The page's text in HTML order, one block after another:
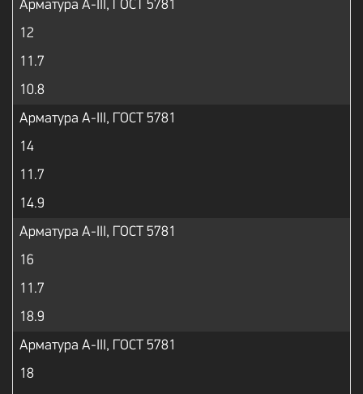
Арматура А-III, ГОСТ 5781
12
11.7
10.8
Арматура А-III, ГОСТ 5781
14
11.7
14.9
Арматура А-III, ГОСТ 5781
16
11.7
18.9
Арматура А-III, ГОСТ 5781
18